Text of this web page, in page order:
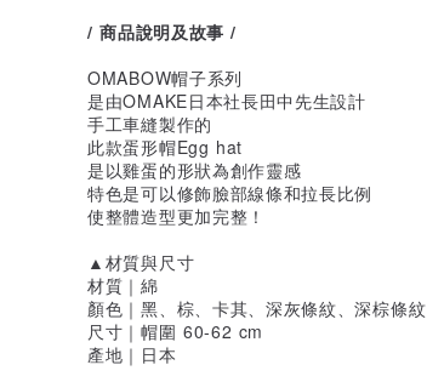
/ 商品說明及故事 /
OMABOW帽子系列
是由OMAKE日本社長田中先生設計
手工車縫製作的
此款蛋形帽Egg hat
是以雞蛋的形狀為創作靈感
特色是可以修飾臉部線條和拉長比例
使整體造型更加完整！
▲材質與尺寸
材質｜綿
顏色｜黑、棕、卡其、深灰條紋、深棕條紋
尺寸｜帽圍 60-62 cm
產地｜日本